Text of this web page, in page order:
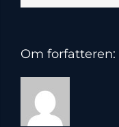
Om forfatteren: